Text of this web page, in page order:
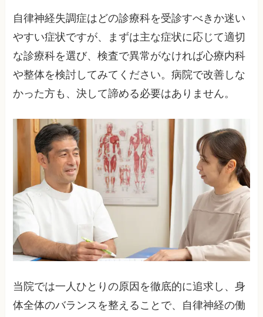
自律神経失調症はどの診療科を受診すべきか迷い
やすい症状ですが、まずは主な症状に応じて適切
な診療科を選び、検査で異常がなければ心療内科
や整体を検討してみてください。病院で改善しな
かった方も、決して諦める必要はありません。
当院では一人ひとりの原因を徹底的に追求し、身
体全体のバランスを整えることで、自律神経の働